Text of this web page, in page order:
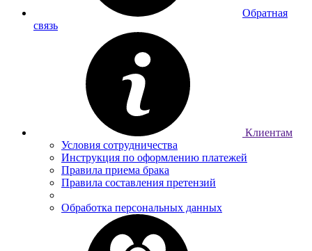
Обратная
связь
Клиентам
Условия сотрудничества
Инструкция по оформлению платежей
Правила приема брака
Правила составления претензий
Обработка персональных данных